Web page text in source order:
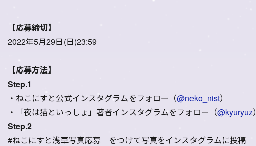
【応募締切】
2022年5月29日(日)23:59
【応募方法】
Step.1
・ねこにすと公式インスタグラムをフォロー（@neko_nist）
・「夜は猫といっしょ」著者インスタグラムをフォロー（@kyuryuz）
Step.2
#ねこにすと浅草写真応募 をつけて写真をインスタグラムに投稿